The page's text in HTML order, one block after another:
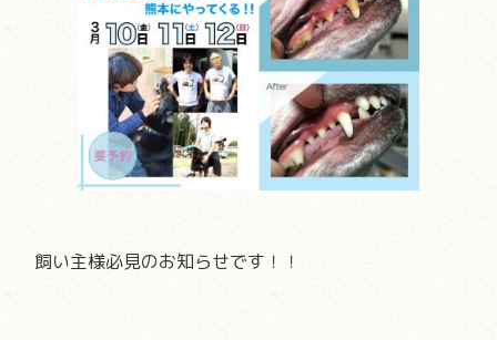
飼い主様必見のお知らせです！！